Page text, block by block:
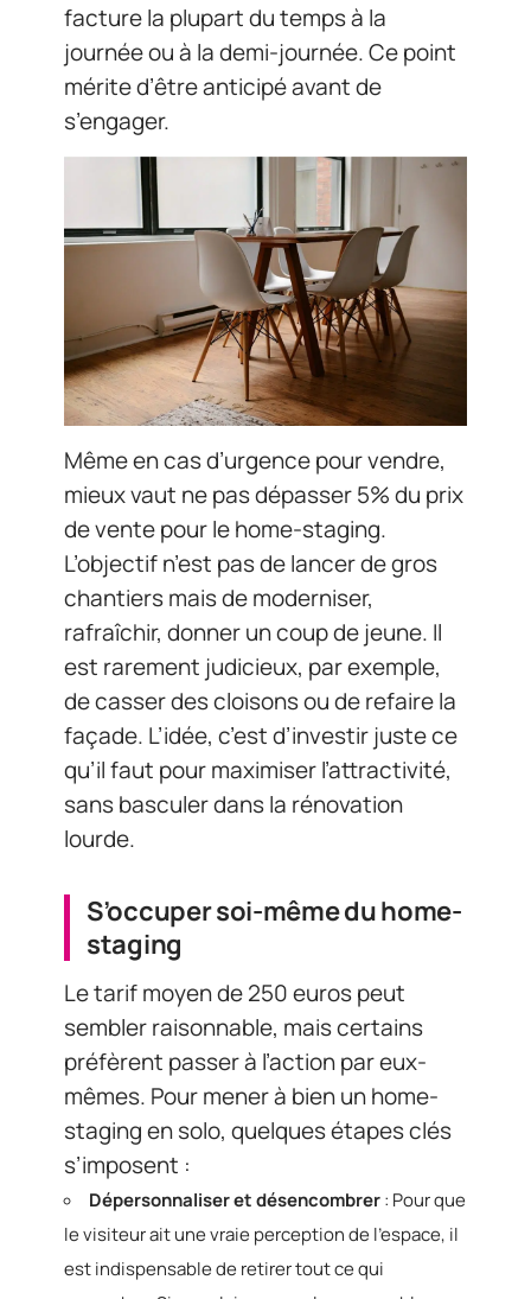
facture la plupart du temps à la
journée ou à la demi-journée. Ce point
mérite d’être anticipé avant de
s’engager.
Même en cas d’urgence pour vendre,
mieux vaut ne pas dépasser 5% du prix
de vente pour le home-staging.
L’objectif n’est pas de lancer de gros
chantiers mais de moderniser,
rafraîchir, donner un coup de jeune. Il
est rarement judicieux, par exemple,
de casser des cloisons ou de refaire la
façade. L’idée, c’est d’investir juste ce
qu’il faut pour maximiser l’attractivité,
sans basculer dans la rénovation
lourde.
S’occuper soi-même du home-
staging
Le tarif moyen de 250 euros peut
sembler raisonnable, mais certains
préfèrent passer à l’action par eux-
mêmes. Pour mener à bien un home-
staging en solo, quelques étapes clés
s’imposent :
Dépersonnaliser et désencombrer: Pour que
le visiteur ait une vraie perception de l’espace, il
est indispensable de retirer tout ce qui